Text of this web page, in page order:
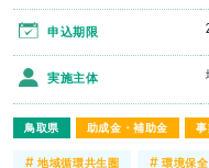
鳥取県 助成金・補助金
申込期限
実施主体
#地域循環共生圏 #環境保